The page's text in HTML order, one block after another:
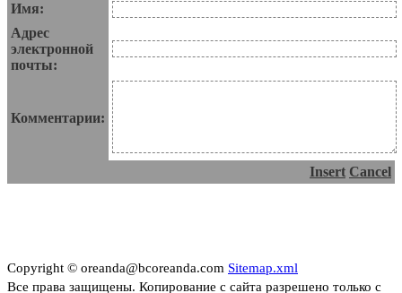
Имя:
Адрес
электронной
почты:
Комментарии:
Insert Cancel
Copyright © oreanda@bcoreanda.com Sitemap.xml
Все права защищены. Копирование с сайта разрешено только с